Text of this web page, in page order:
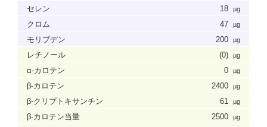
セレン 18 µg
クロム 47 µg
モリブデン 200 µg
レチノール (0) µg
α-カロテン 0 µg
β-カロテン 2400 µg
β-クリプトキサンチン 61 µg
β-カロテン当量 2500 µg